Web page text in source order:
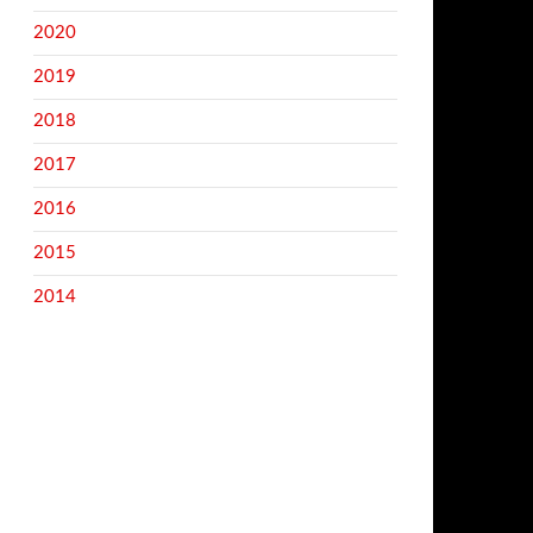
2020
2019
2018
2017
2016
2015
2014